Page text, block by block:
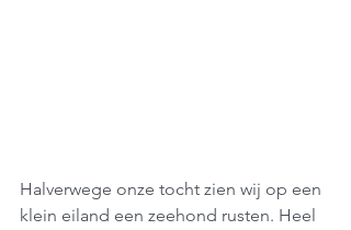
Halverwege onze tocht zien wij op een
klein eiland een zeehond rusten. Heel